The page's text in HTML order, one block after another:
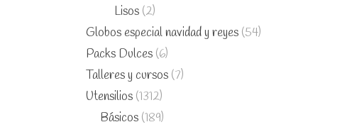
Lisos (2)
Globos especial navidad y reyes (54)
Packs Dulces (6)
Talleres y cursos (7)
Utensilios (1312)
Básicos (189)